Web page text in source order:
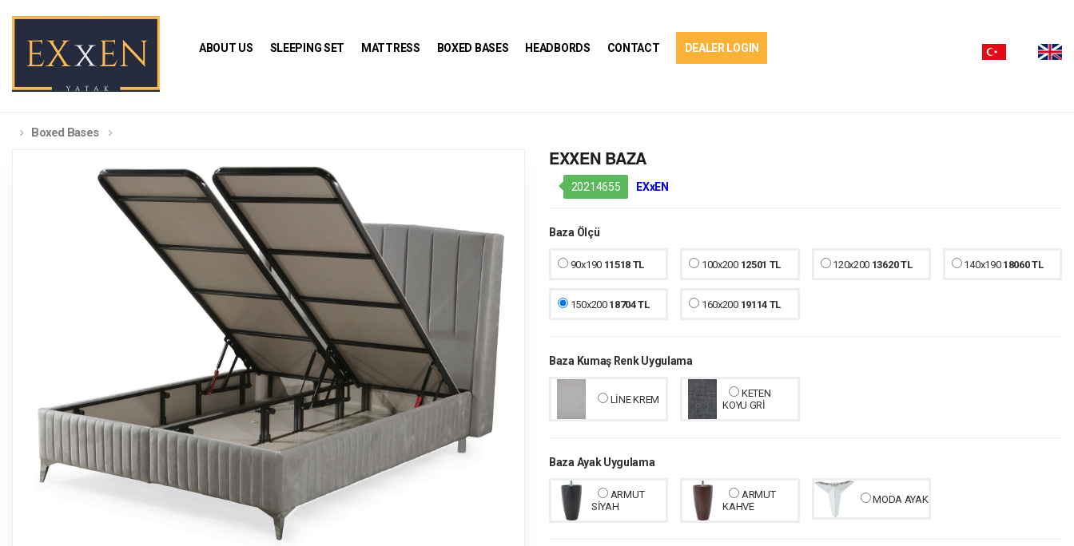
ABOUT US SLEEPING SET MATTRESS BOXED BASES HEADBORDS CONTACT DEALER LOGIN
Boxed Bases
EXXEN BAZA
20214655 EXxEN
Baza Ölçü
90x190 11518 TL 100x200 12501 TL 120x200 13620 TL 140x190 18060 TL
150x200 18704 TL 160x200 19114 TL
Baza Kumaş Renk Uygulama
LİNE KREM
KETEN
KOYU GRİ
Baza Ayak Uygulama
ARMUT
SİYAH
ARMUT
KAHVE
MODA AYAK